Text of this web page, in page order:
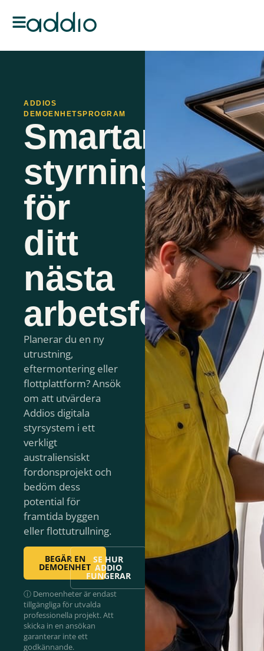
ADDIOS
DEMOENHETSPROGRAM
Smartare
styrning
för
ditt
nästa
Planerar du en ny
utrustning,
eftermontering eller
flottplattform? Ansök
om att utvärdera
Addios digitala
styrsystem i ett
verkligt
australiensiskt
fordonsprojekt och
bedöm dess
potential för
framtida byggen
eller flottutrullning.
BEGÄR EN
DEMOENHET
SE HUR
ADDIO
FUNGERAR
ⓘ Demoenheter är endast
tillgängliga för utvalda
professionella projekt. Att
skicka in en ansökan
garanterar inte ett
godkännande.